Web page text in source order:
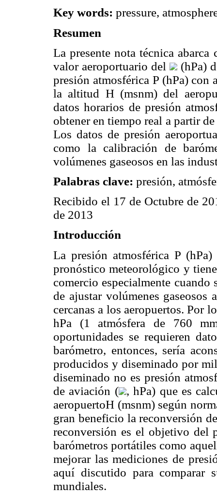
Key words: pressure,
Resumen
La presente nota técnica
valor aeroportuario del
(hPa)
presión atmosférica P (hPa) con
la altitud H (msnm) del
datos horarios de presión
obtener en tiempo real a partir
Los datos de presión
como la calibración de
volúmenes gaseosos en las
Palabras clave: presión,
Recibido el 17 de Octubre de
de 2013
Introducción
La presión atmosférica P
pronóstico meteorológico y
comercio especialmente
de ajustar volúmenes gaseosos
cercanas a los aeropuertos. Por
hPa (1 atmósfera de 760
oportunidades se requieren
barómetro, entonces, sería
producidos y diseminado por
diseminado no es presión
de aviación ( , hPa) que es
aeropuertoH (msnm) según
gran beneficio la reconversión
reconversión es el objetivo del
barómetros portátiles como
mejorar las mediciones de
aquí discutido para comparar
mundiales.